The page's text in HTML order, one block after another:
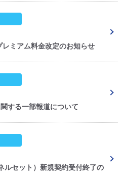
ミアム料金改定のお知らせ
する一部報道について
ルセット）新規契約受付終了の